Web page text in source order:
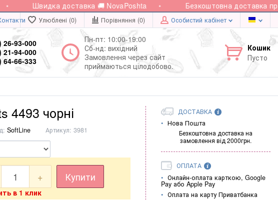
Швидка доставка 🚚 NovaPoshta Безкоштовна доставка при
Улюблені (0) Порівняння (0) Особистий кабінет
26-93-000
21-94-000
64-66-333
Пн-пт: 10:00-19:00
Сб-нд: вихідний
Замовлення через сайт
приймаються цілодобово.
Кошик
Пусто
4493 чорні
SoftLine Артикул: 3981
+ Купити
в 1 клик
ДОСТАВКА
Нова Пошта
Безкоштовна доставка на
замовлення від 2000грн.
ОПЛАТА
Онлайн-оплата карткою, Google
Pay або Apple Pay
Оплата на карту Приватбанка